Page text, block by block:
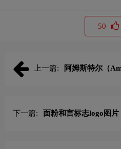
50
上一篇: 阿姆斯特尔（
下一篇: 面粉和言标志logo图片